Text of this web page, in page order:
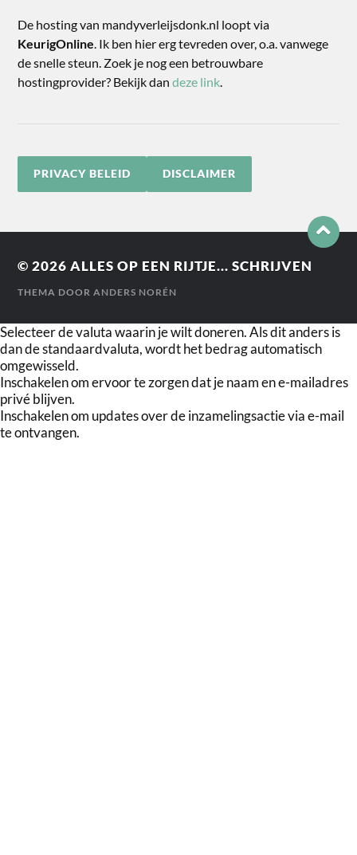
De hosting van mandyverleijsdonk.nl loopt via
KeurigOnline . Ik ben hier erg tevreden over, o.a. vanwege
de snelle steun. Zoek je nog een betrouwbare
hostingprovider? Bekijk dandeze link
PRIVACY BELEID DISCLAIMER
© 2026ALLES OP EEN RIJTJE... SCHRIJVEN
THEMA DOORANDERS NORÉN
Selecteer de valuta waarin je wilt doneren. Als dit anders is
dan de standaardvaluta, wordt het bedrag automatisch
omgewisseld.
Inschakelen om ervoor te zorgen dat je naam en e-mailadres
privé blijven.
Inschakelen om updates over de inzamelingsactie via e-mail
te ontvangen.